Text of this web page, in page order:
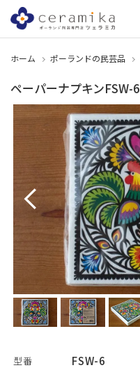
ホーム ポーランドの民芸品
ペーパーナプキンFSW-6
型番 FSW-6